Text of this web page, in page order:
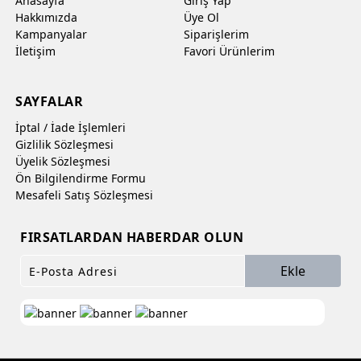
Hakkımızda
Kampanyalar
İletişim
Üye Ol
Siparişlerim
Favori Ürünlerim
SAYFALAR
İptal / İade İşlemleri
Gizlilik Sözleşmesi
Üyelik Sözleşmesi
Ön Bilgilendirme Formu
Mesafeli Satış Sözleşmesi
FIRSATLARDAN HABERDAR OLUN
Ekle